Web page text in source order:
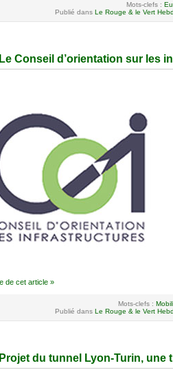
Mots-clefs :
Publié dans Le Rouge & le Vert
Le Conseil d’orientation sur les
de cet article »
Mots-clefs :
Publié dans Le Rouge & le Vert
Projet du tunnel Lyon-Turin,